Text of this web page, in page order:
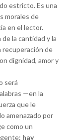
estricto. Es una
morales de
en el lector.
la cantidad y la
recuperación de
dignidad, amor y
será
—en la
que le
amenazado por
como un
hay